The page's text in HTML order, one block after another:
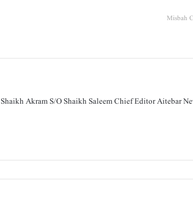
Misbah
Shaikh Akram S/O Shaikh Saleem Chief Editor Aitebar